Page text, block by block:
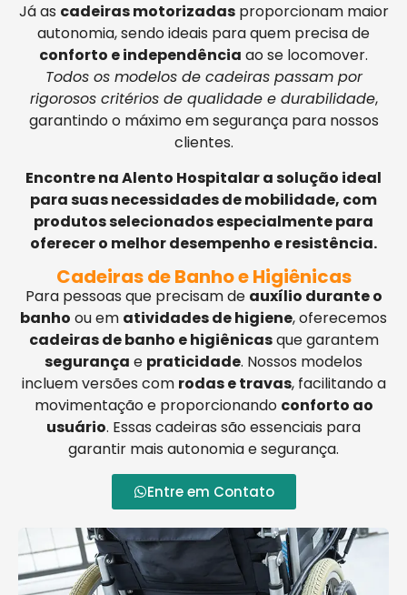
Já as cadeiras motorizadasproporcionam maior
autonomia, sendo ideais para quem precisa de
conforto e independência ao se locomover.
Todos os modelos de cadeiras passam por
rigorosos critérios de qualidade e durabilidade,
garantindo o máximo em segurança para nossos
clientes.
Encontre na Alento Hospitalar a solução ideal
para suas necessidades de mobilidade, com
produtos selecionados especialmente para
oferecer o melhor desempenho e resistência.
Cadeiras de Banho e Higiênicas
Para pessoas que precisam de auxílio durante o
banho ou em atividades de higiene, oferecemos
cadeiras de banho e higiênicasque garantem
segurança e praticidade. Nossos modelos
incluem versões com rodas e travas, facilitando a
movimentação e proporcionando conforto ao
usuário. Essas cadeiras são essenciais para
garantir mais autonomia e segurança.
Entre em Contato